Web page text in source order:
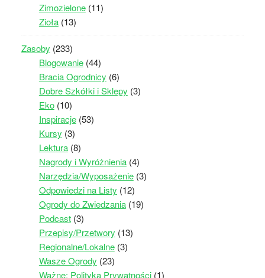
Zimozielone(11)
Zioła(13)
Zasoby (233)
Blogowanie(44)
Bracia Ogrodnicy (6)
Dobre Szkółki i Sklepy (3)
Eko(10)
Inspiracje(53)
Kursy (3)
Lektura(8)
Nagrody i Wyróżnienia(4)
Narzędzia/Wyposażenie(3)
Odpowiedzi na Listy (12)
Ogrody do Zwiedzania(19)
Podcast(3)
Przepisy/Przetwory (13)
Regionalne/Lokalne(3)
Wasze Ogrody (23)
Ważne: Polityka Prywatności(1)